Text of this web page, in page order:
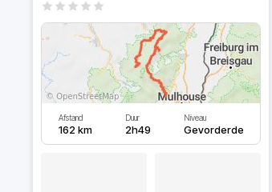
Afstand
162 km
Duur
2h49
Niveau
Gevorderde